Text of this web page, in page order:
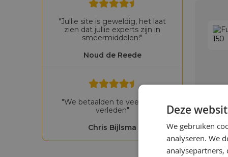
Noud de Reede
"Jullie site is geweldig, het laat
zien dat jullie experts zijn in
smeermiddelen!"
Chris Bijlsma
"We betaalden te veel in het
verleden"
Deze
We gebruiken
analyseren. We